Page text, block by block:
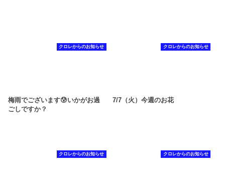
クロレからのお知らせ
梅雨でございます😰いかがお過
ごしですか？
クロレからのお知らせ
7/7（火）今週のお花
クロレからのお知らせ クロレからのお知らせ